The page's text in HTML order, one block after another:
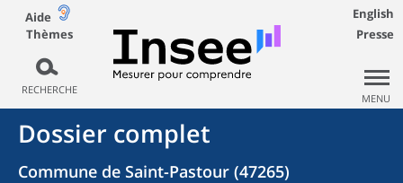
Aide
Thèmes
RECHERCHE
English
Presse
MENU
Dossier complet
Commune de Saint-Pastour (47265)